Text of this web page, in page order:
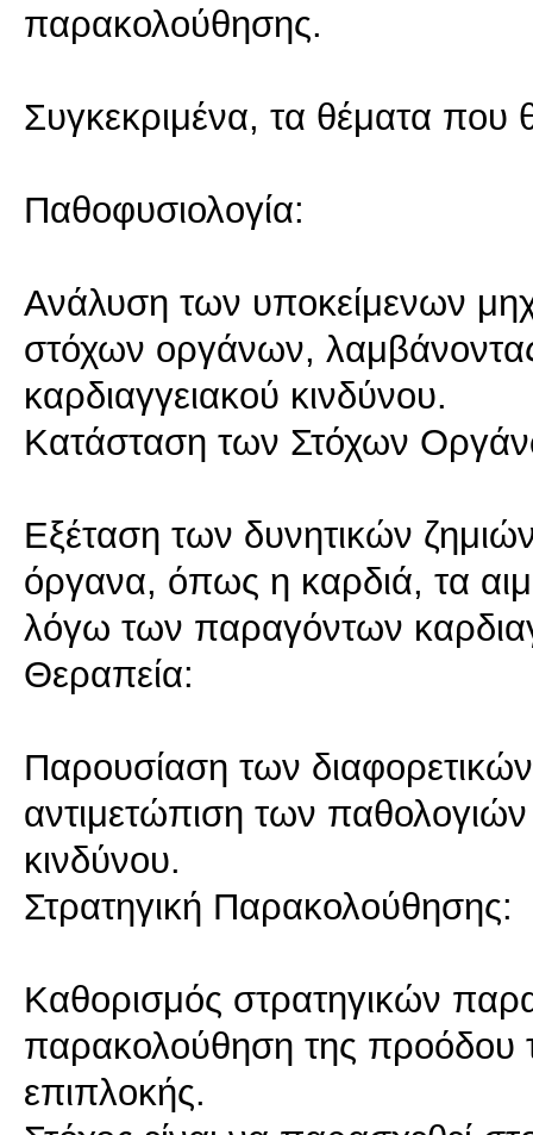
παρακολούθησης.
Συγκεκριμένα, τα θέματα
Παθοφυσιολογία:
Ανάλυση των υποκείμενων
στόχων οργάνων,
καρδιαγγειακού κινδύνου.
Κατάσταση των Στόχων
Εξέταση των δυνητικών
όργανα, όπως η καρδιά, τα
λόγω των παραγόντων
Θεραπεία:
Παρουσίαση των
αντιμετώπιση των
κινδύνου.
Στρατηγική Παρακολούθησης:
Καθορισμός στρατηγικών
παρακολούθηση της προόδου
επιπλοκής.